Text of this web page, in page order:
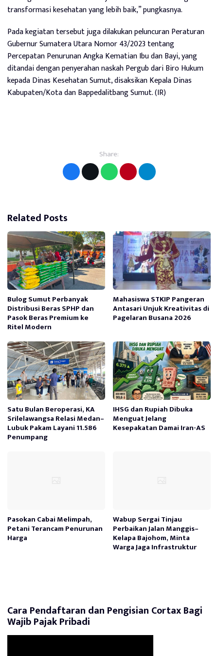
transformasi kesehatan yang lebih baik,” pungkasnya.
Pada kegiatan tersebut juga dilakukan peluncuran Peraturan
Gubernur Sumatera Utara Nomor 43/2023 tentang
Percepatan Penurunan Angka Kematian Ibu dan Bayi, yang
ditandai dengan penyerahan naskah Pergub dari Biro Hukum
kepada Dinas Kesehatan Sumut, disaksikan Kepala Dinas
Kabupaten/Kota dan Bappedalitbang Sumut. (IR)
Share:
Related Posts
Bulog Sumut Perbanyak
Distribusi Beras SPHP dan
Pasok Beras Premium ke
Ritel Modern
Mahasiswa STKIP Pangeran
Antasari Unjuk Kreativitas di
Pagelaran Busana 2026
Satu Bulan Beroperasi, KA
Srilelawangsa Relasi Medan–
Lubuk Pakam Layani 11.586
Penumpang
IHSG dan Rupiah Dibuka
Menguat Jelang
Kesepakatan Damai Iran-AS
Pasokan Cabai Melimpah,
Petani Terancam Penurunan
Harga
Wabup Sergai Tinjau
Perbaikan Jalan Manggis–
Kelapa Bajohom, Minta
Warga Jaga Infrastruktur
Cara Pendaftaran dan Pengisian Cortax Bagi
Wajib Pajak Pribadi